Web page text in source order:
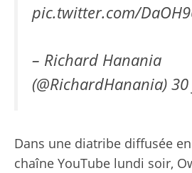
pic.twitter.com/
– Richard Hanania
(@RichardHanania)
Dans une diatribe diffusée
chaîne YouTube lundi soir,